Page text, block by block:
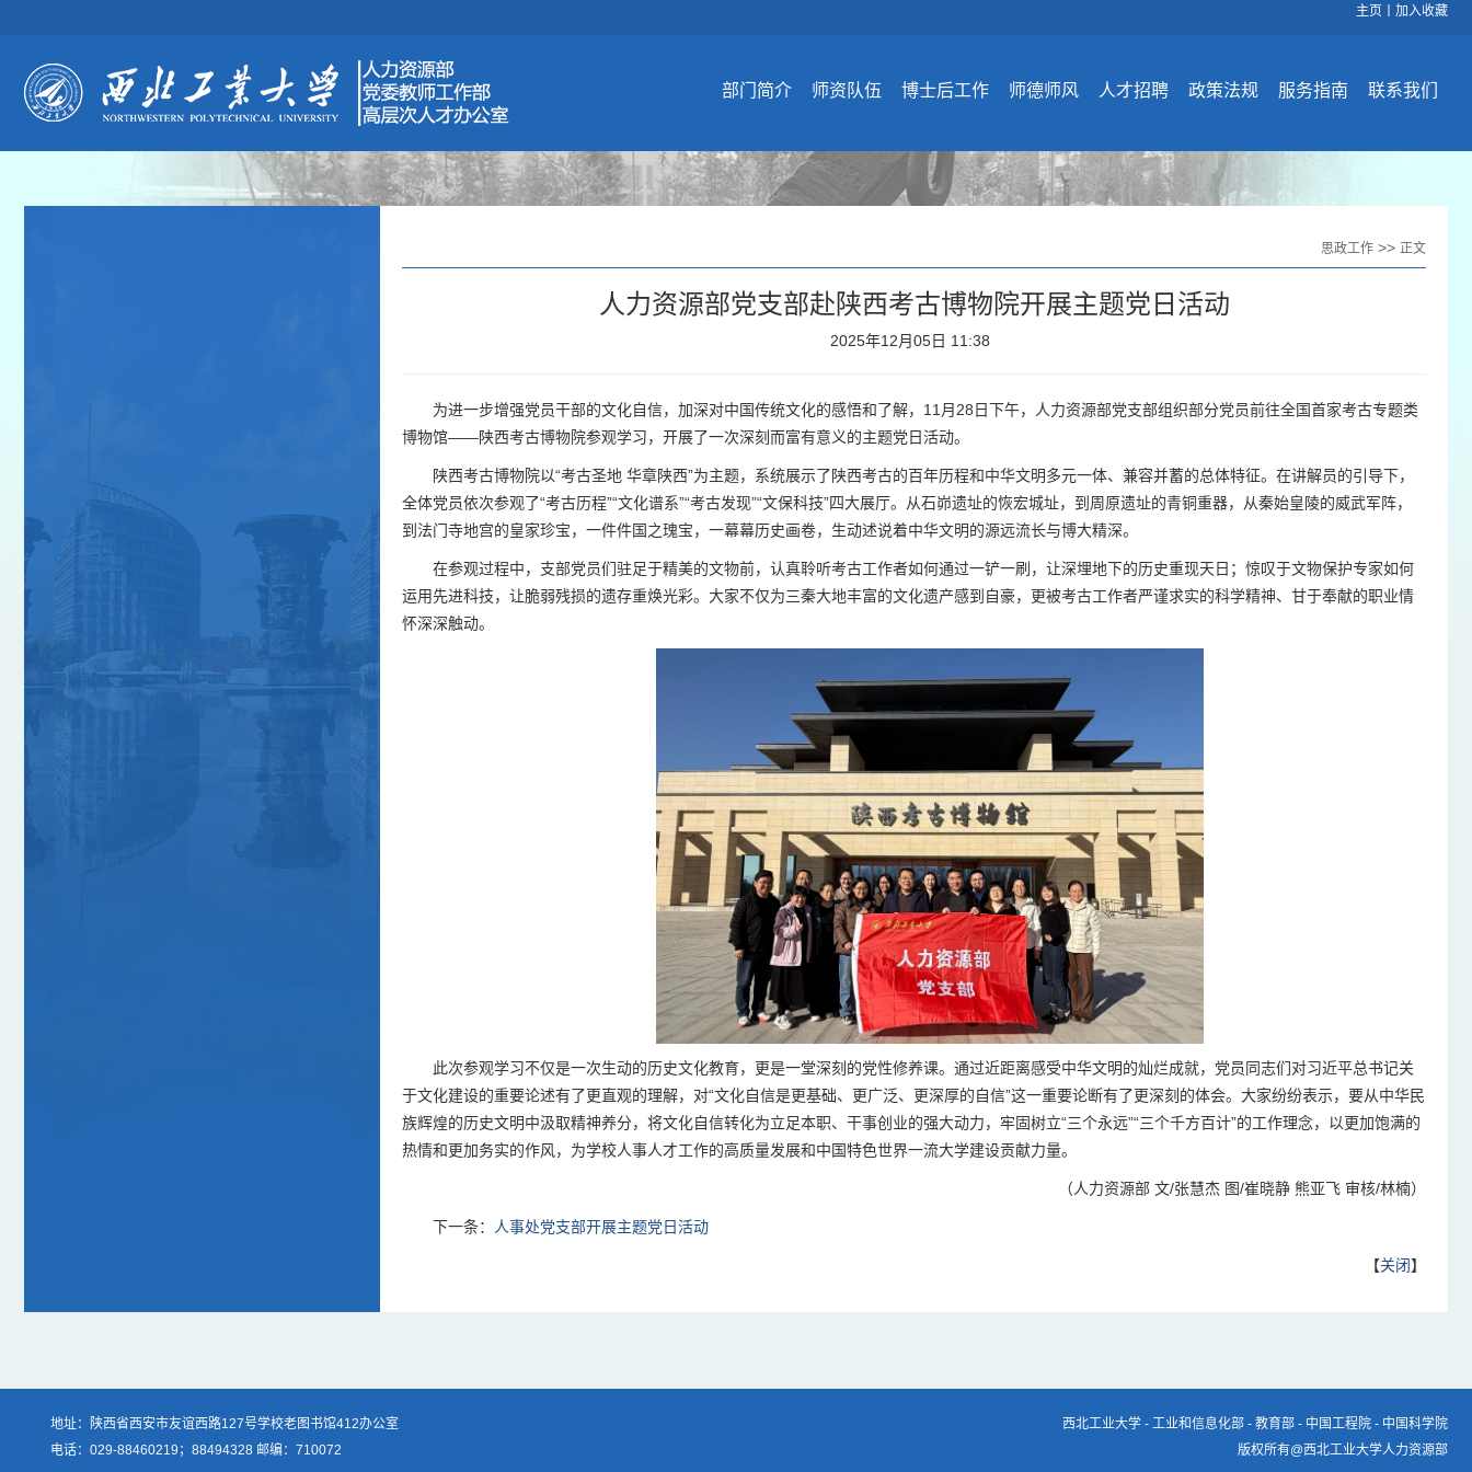
主页 加入收藏
部门简介 师资队伍 博士后工作 师德师风 人才招聘 政策法规 服务指南 联系我们
思政工作 >> 正文
人力资源部党支部赴陕西考古博物院开展主题党日活动
2025年12月05日 11:38
为进一步增强党员干部的文化自信，加深对中国传统文化的感悟和了解，11月28日下午，人力资源部党支部组织部分党员前往全国首家考古专题类
博物馆——陕西考古博物院参观学习，开展了一次深刻而富有意义的主题党日活动。
陕西考古博物院以“考古圣地 华章陕西”为主题，系统展示了陕西考古的百年历程和中华文明多元一体、兼容并蓄的总体特征。在讲解员的引导下，
全体党员依次参观了“考古历程”“文化谱系”“考古发现”“文保科技”四大展厅。从石峁遗址的恢宏城址，到周原遗址的青铜重器，从秦始皇陵的威武军阵，
到法门寺地宫的皇家珍宝，一件件国之瑰宝，一幕幕历史画卷，生动述说着中华文明的源远流长与博大精深。
在参观过程中，支部党员们驻足于精美的文物前，认真聆听考古工作者如何通过一铲一刷，让深埋地下的历史重现天日；惊叹于文物保护专家如何
运用先进科技，让脆弱残损的遗存重焕光彩。大家不仅为三秦大地丰富的文化遗产感到自豪，更被考古工作者严谨求实的科学精神、甘于奉献的职业情
怀深深触动。
此次参观学习不仅是一次生动的历史文化教育，更是一堂深刻的党性修养课。通过近距离感受中华文明的灿烂成就，党员同志们对习近平总书记关
于文化建设的重要论述有了更直观的理解，对“文化自信是更基础、更广泛、更深厚的自信”这一重要论断有了更深刻的体会。大家纷纷表示，要从中华民
族辉煌的历史文明中汲取精神养分，将文化自信转化为立足本职、干事创业的强大动力，牢固树立“三个永远”“三个千方百计”的工作理念，以更加饱满的
热情和更加务实的作风，为学校人事人才工作的高质量发展和中国特色世界一流大学建设贡献力量。
（人力资源部 文/张慧杰 图/崔晓静 熊亚飞 审核/林楠）
下一条： 人事处党支部开展主题党日活动
【关闭】
地址：陕西省西安市友谊西路127号学校老图书馆412办公室
电话：029-88460219；88494328 邮编：710072
西北工业大学 - 工业和信息化部 - 教育部 - 中国工程院 - 中国科学院
版权所有@西北工业大学人力资源部